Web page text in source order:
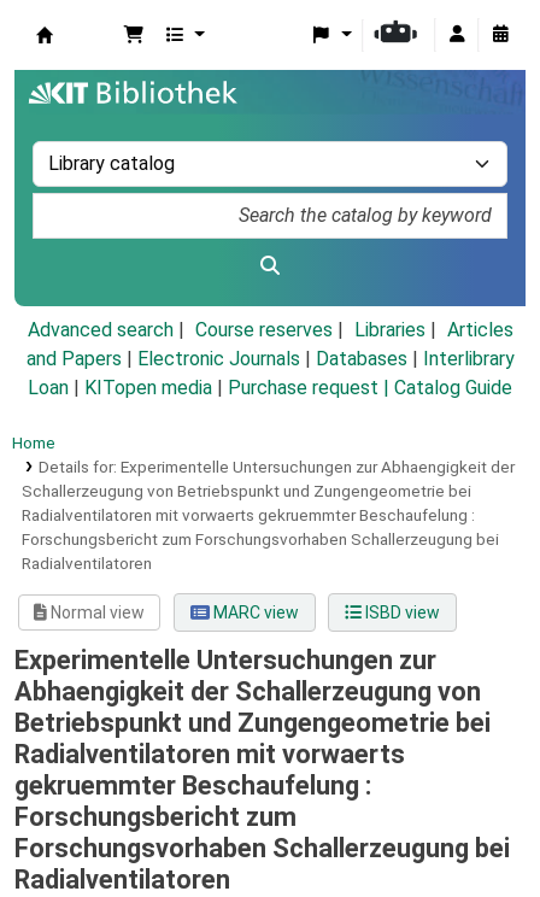
Advanced search Course reserves Libraries
Articles
and Papers
Electronic Journals Databases
Interlibrary
Loan
KITopen media Purchase request | Catalog Guide
Home
Details for: Experimentelle Untersuchungen zur Abhaengigkeit der
Schallerzeugung von Betriebspunkt und Zungengeometrie bei
Radialventilatoren mit vorwaerts gekruemmter Beschaufelung :
Forschungsbericht zum Forschungsvorhaben Schallerzeugung bei
Radialventilatoren
Normal view MARC view ISBD view
Experimentelle Untersuchungen zur
Abhaengigkeit der Schallerzeugung von
Betriebspunkt und Zungengeometrie bei
Radialventilatoren mit vorwaerts
gekruemmter Beschaufelung :
Forschungsbericht zum
Forschungsvorhaben Schallerzeugung bei
Radialventilatoren